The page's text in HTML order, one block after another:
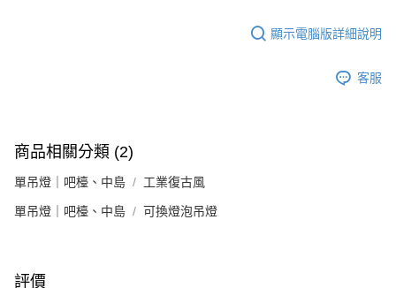
顯示電腦版詳細說明
客服
商品相關分類 (2)
單吊燈｜吧檯、中島 工業復古風
單吊燈｜吧檯、中島 可換燈泡吊燈
評價